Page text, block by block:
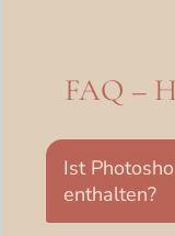
FAQ –
Ist
enthalten?